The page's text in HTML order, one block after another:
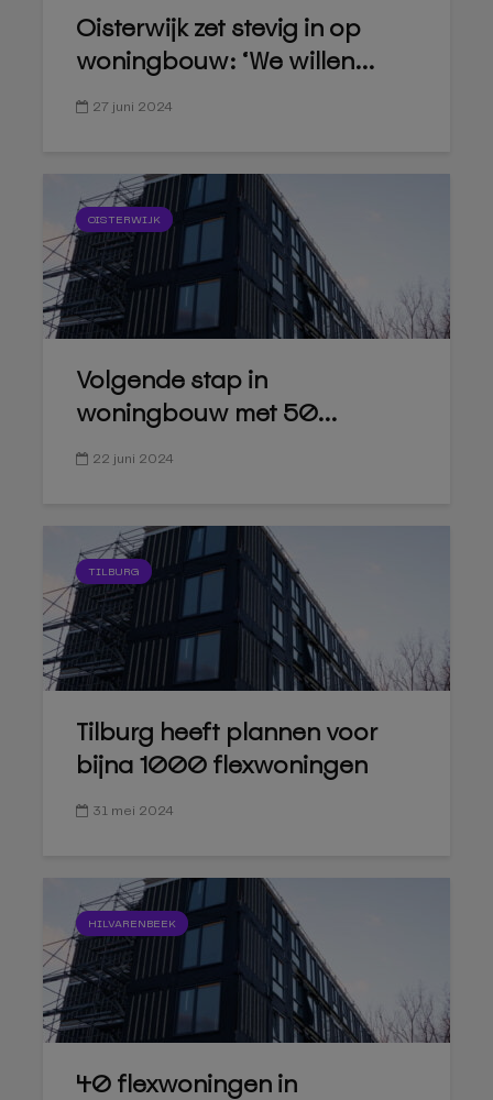
Oisterwijk zet stevig in op
woningbouw: ‘We willen...
27 juni 2024
OISTERWIJK
Volgende stap in
woningbouw met 50...
22 juni 2024
TILBURG
Tilburg heeft plannen voor
bijna 1000 flexwoningen
31 mei 2024
HILVARENBEEK
40 flexwoningen in